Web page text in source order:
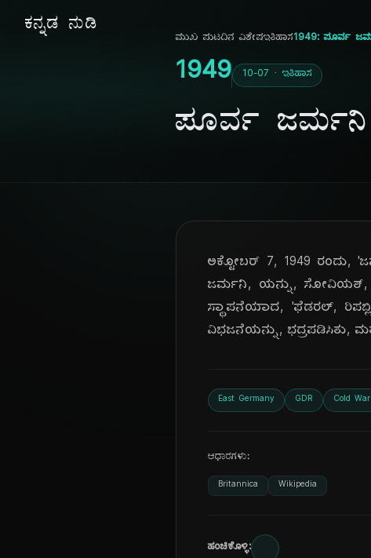
ಕನ್ನಡ ನುಡಿ
ಮುಖ ಪುಟದಿನ ವಿಶೇಷಇತಿಹಾಸ1949: ಪೂರ್ವ
1949 10-07 · ಇತಿಹಾಸ
ಪೂರ್ವ ಜರ್ಮನಿ
ಅಕ್ಟೋಬರ್ 7, 1949 ರಂದು,
ಜರ್ಮನಿ, ಯನ್ನು, ಸೋವಿಯತ್,
ಸ್ಥಾಪನೆಯಾದ, 'ಫೆಡರಲ್,
ವಿಭಜನೆಯನ್ನು, ಭದ್ರಪಡಿಸಿತು,
East Germany GDR Cold War
ಆಧಾರಗಳು:
Britannica Wikipedia
ಹಂಚಿಕೊಳ್ಳಿ: